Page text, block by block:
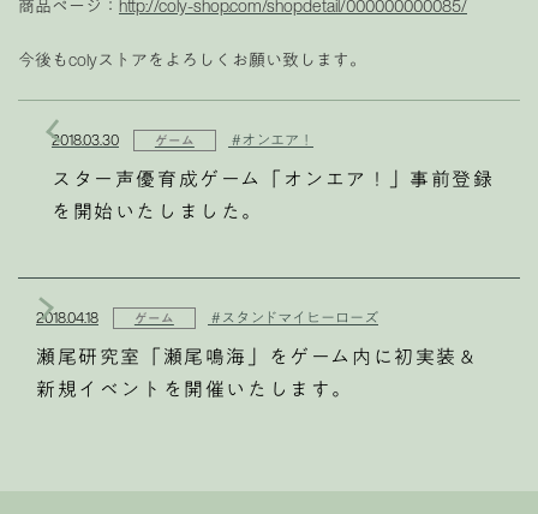
商品ページ： http://coly-shop.com/shopdetail/000000000085/
今後もcolyストアをよろしくお願い致します。
2018.03.30 ゲーム #オンエア！
スター声優育成ゲーム「オンエア！」事前登録
を開始いたしました。
2018.04.18 ゲーム #スタンドマイヒーローズ
瀬尾研究室「瀬尾鳴海」をゲーム内に初実装＆
新規イベントを開催いたします。